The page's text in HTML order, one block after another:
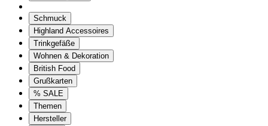
Schmuck
Highland Accessoires
Trinkgefäße
Wohnen & Dekoration
British Food
Grußkarten
% SALE
Themen
Hersteller